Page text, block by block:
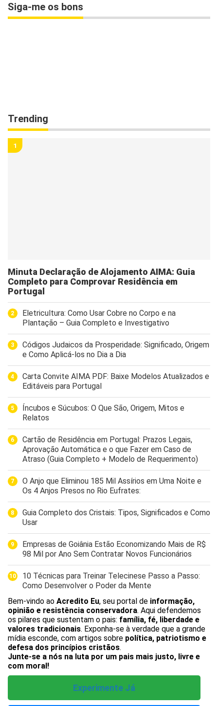
Siga-me os bons
Trending
Minuta Declaração de Alojamento AIMA: Guia
Completo para Comprovar Residência em
Portugal
Eletricultura: Como Usar Cobre no Corpo e na
Plantação – Guia Completo e Investigativo
Códigos Judaicos da Prosperidade: Significado, Origem
e Como Aplicá-los no Dia a Dia
Carta Convite AIMA PDF: Baixe Modelos Atualizados e
Editáveis para Portugal
Íncubos e Súcubos: O Que São, Origem, Mitos e
Relatos
Cartão de Residência em Portugal: Prazos Legais,
Aprovação Automática e o que Fazer em Caso de
Atraso (Guia Completo + Modelo de Requerimento)
O Anjo que Eliminou 185 Mil Assírios em Uma Noite e
Os 4 Anjos Presos no Rio Eufrates:
Guia Completo dos Cristais: Tipos, Significados e Como
Usar
Empresas de Goiânia Estão Economizando Mais de R$
98 Mil por Ano Sem Contratar Novos Funcionários
10 Técnicas para Treinar Telecinese Passo a Passo:
Como Desenvolver o Poder da Mente
Bem-vindo ao Acredito Eu, seu portal de informação,
opinião e resistência conservadora. Aqui defendemos
os pilares que sustentam o pais: família, fé, liberdade e
valores tradicionais. Exponha-se à verdade que a grande
mídia esconde, com artigos sobre política, patriotismo e
defesa dos princípios cristãos.
Junte-se a nós na luta por um pais mais justo, livre e
com moral!
Experimente Já